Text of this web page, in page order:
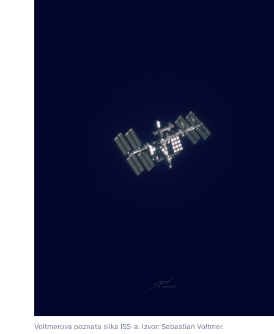
Voltmerova poznata slika ISS-a. Izvor: Sebastian Voltmer.